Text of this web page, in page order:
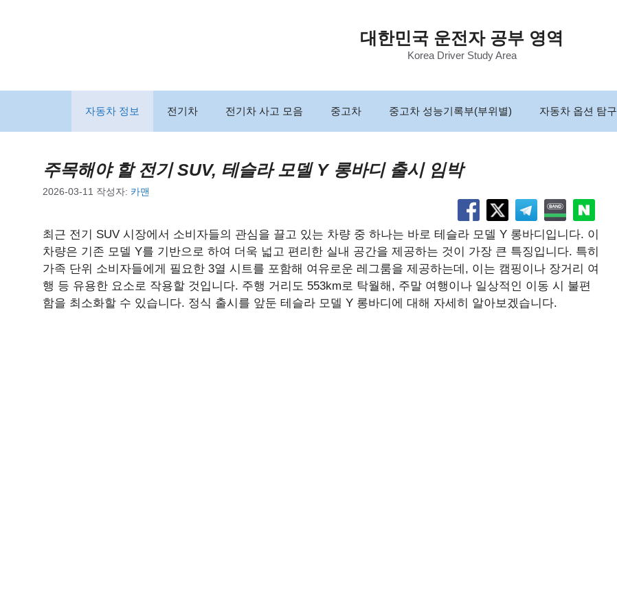
너
대한민국 운전자 공부 영역
Korea Driver Study Area
자동차 정보 전기차 전기차 사고 모음 중고차 중고차 성능기록부(부위별) 자동차 옵션 탐구
주목해야 할 전기 SUV, 테슬라 모델 Y 롱바디 출시 임박
2026-03-11 작성자: 카맨
최근 전기 SUV 시장에서 소비자들의 관심을 끌고 있는 차량 중 하나는 바로 테슬라 모델 Y 롱바디입니다. 이
차량은 기존 모델 Y를 기반으로 하여 더욱 넓고 편리한 실내 공간을 제공하는 것이 가장 큰 특징입니다. 특히
가족 단위 소비자들에게 필요한 3열 시트를 포함해 여유로운 레그룸을 제공하는데, 이는 캠핑이나 장거리 여
행 등 유용한 요소로 작용할 것입니다. 주행 거리도 553km로 탁월해, 주말 여행이나 일상적인 이동 시 불편
함을 최소화할 수 있습니다. 정식 출시를 앞둔 테슬라 모델 Y 롱바디에 대해 자세히 알아보겠습니다.